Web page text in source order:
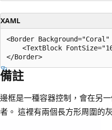
XAML
<Border
<TextBlock
備註
邊框是一種容器控制，會在另
者。 這裡有兩個長方形周圍的